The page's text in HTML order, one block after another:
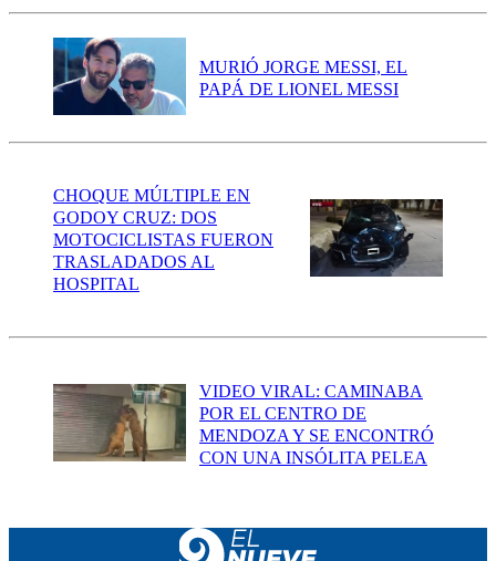
MURIÓ JORGE MESSI, EL
PAPÁ DE LIONEL MESSI
CHOQUE MÚLTIPLE EN
GODOY CRUZ: DOS
MOTOCICLISTAS FUERON
TRASLADADOS AL
HOSPITAL
VIDEO VIRAL: CAMINABA
POR EL CENTRO DE
MENDOZA Y SE ENCONTRÓ
CON UNA INSÓLITA PELEA